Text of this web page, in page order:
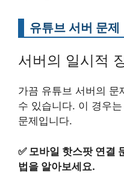
유튜브 서버 문제
서버의 일시적
가끔 유튜브 서버의 문
수 있습니다. 이 경우
문제입니다.
✅ 모바일 핫스팟 연결
법을 알아보세요.